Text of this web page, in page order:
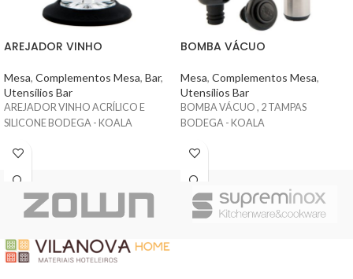
AREJADOR VINHO
Mesa, Complementos Mesa, Bar,
Utensílios Bar
AREJADOR VINHO ACRÍLICO E
SILICONE BODEGA - KOALA
BOMBA VÁCUO
Mesa, Complementos Mesa,
Utensílios Bar
BOMBA VÁCUO , 2 TAMPAS
BODEGA - KOALA